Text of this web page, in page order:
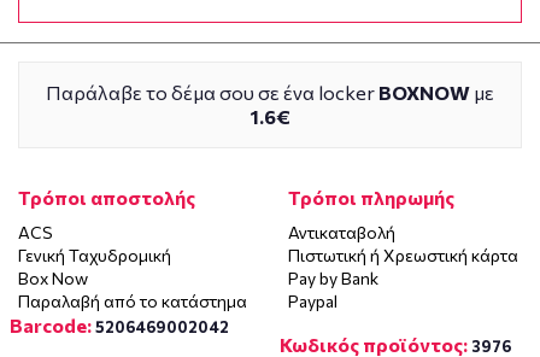
Παράλαβε το δέμα σου σε ένα locker BOXNOW με
1.6€
Τρόποι αποστολής
ACS
Γενική Ταχυδρομική
Box Now
Παραλαβή από το κατάστημα
Τρόποι πληρωμής
Αντικαταβολή
Πιστωτική ή Χρεωστική κάρτα
Pay by Bank
Paypal
Barcode:5206469002042
Κωδικός προϊόντος: 3976